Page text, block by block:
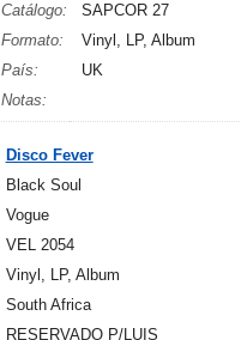
Catálogo:
SAPCOR 27
Formato:
Vinyl, LP, Album
País:
UK
Notas:
Disco Fever
Black Soul
Vogue
VEL 2054
Vinyl, LP, Album
South Africa
RESERVADO P/LUIS